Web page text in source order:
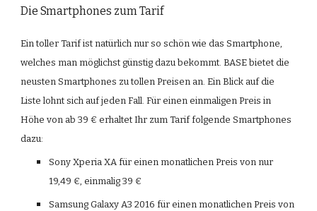
Die Smartphones zum Tarif
Ein toller Tarif ist natürlich nur so schön wie das Smartphone,
welches man möglichst günstig dazu bekommt. BASE bietet die
neusten Smartphones zu tollen Preisen an. Ein Blick auf die
Liste lohnt sich auf jeden Fall. Für einen einmaligen Preis in
Höhe von ab 39 € erhaltet Ihr zum Tarif folgende Smartphones
dazu:
Sony Xperia XA für einen monatlichen Preis von nur
19,49 €, einmalig 39 €
Samsung Galaxy A3 2016 für einen monatlichen Preis von